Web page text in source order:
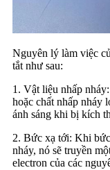
Nguyên lý làm việc
tắt như sau:
1. Vật liệu nhấp
hoặc chất nhấp nháy
ánh sáng khi bị kích
2. Bức xạ tới: Khi
nháy, nó sẽ truyền
electron của các